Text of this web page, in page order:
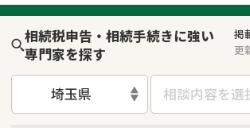
相続税申告・相続手続きに強い
専門家を探す
掲
更
埼玉県 相談内容を選